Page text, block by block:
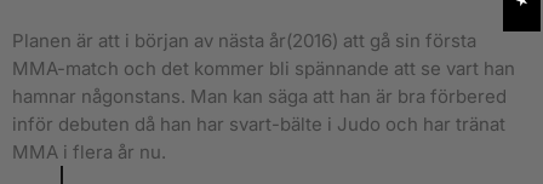
Planen är att i början av nästa år(2016) att gå sin första
MMA-match och det kommer bli spännande att se vart han
hamnar någonstans. Man kan säga att han är bra förbered
inför debuten då han har svart-bälte i Judo och har tränat
MMA i flera år nu.